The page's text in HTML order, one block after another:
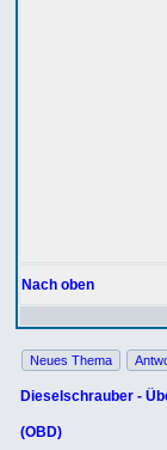
Nach oben
Neues Thema
Dieselschrauber -
(OBD)